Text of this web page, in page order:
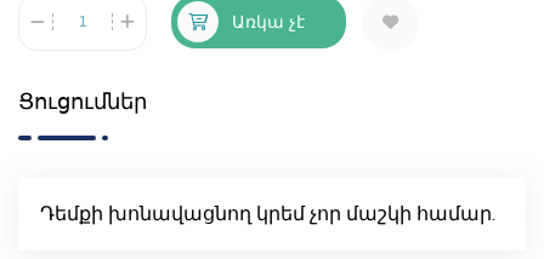
Առկա չէ
Ցուցումներ
Դեմքի խոնավացնող կրեմ չոր մաշկի համար.